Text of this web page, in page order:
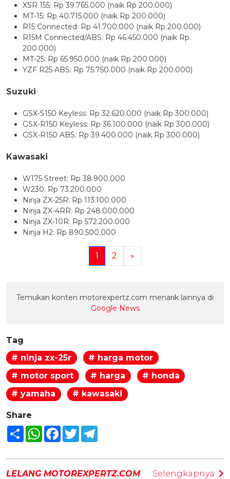
XSR 155: Rp 39.765.000 (naik Rp 200.000)
MT-15: Rp 40.715.000 (naik Rp 200.000)
R15 Connected: Rp 41.700.000 (naik Rp 200.000)
R15M Connected/ABS: Rp 46.450.000 (naik Rp
200.000)
MT-25: Rp 65.950.000 (naik Rp 200.000)
YZF R25 ABS: Rp 75.750.000 (naik Rp 200.000)
Suzuki
GSX-S150 Keyless: Rp 32.620.000 (naik Rp 300.000)
GSX-R150 Keyless: Rp 36.100.000 (naik Rp 300.000)
GSX-R150 ABS: Rp 39.400.000 (naik Rp 300.000)
Kawasaki
W175 Street: Rp 38.900.000
W230: Rp 73.200.000
Ninja ZX-25R: Rp 113.100.000
Ninja ZX-4RR: Rp 248.000.000
Ninja ZX-10R: Rp 572.200.000
Ninja H2: Rp 890.500.000
1 2 »
Temukan konten motorexpertz.com menarik lainnya di
Google News
Tag
# ninja zx-25r
# harga motor
# motor sport
# harga
# honda
# yamaha
# kawasaki
Share
Share WhatsAppFacebook
Twitter
LELANG MOTOREXPERTZ.COM Selengkapnya